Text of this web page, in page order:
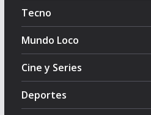
Tecno
Mundo Loco
Cine y Series
Deportes